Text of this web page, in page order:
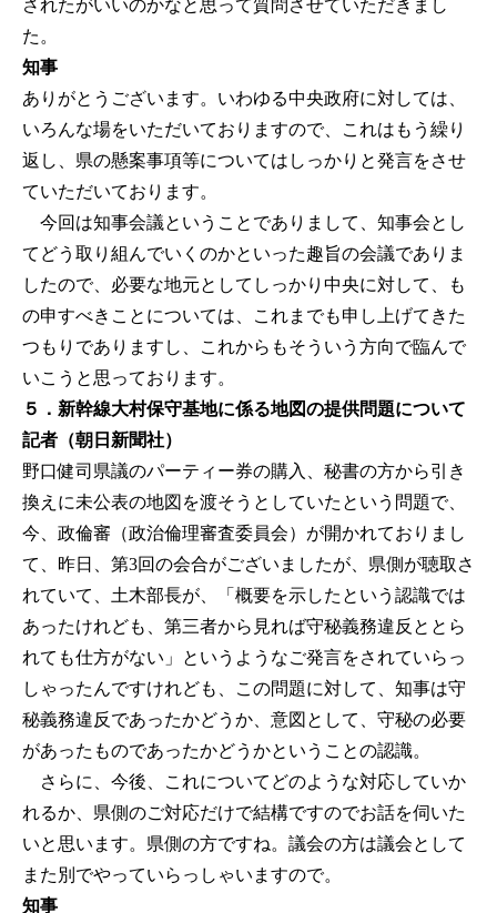
されたがいいのかなと思って質問させていただきまし
た。
知事
ありがとうございます。いわゆる中央政府に対しては、
いろんな場をいただいておりますので、これはもう繰り
返し、県の懸案事項等についてはしっかりと発言をさせ
ていただいております。
今回は知事会議ということでありまして、知事会とし
てどう取り組んでいくのかといった趣旨の会議でありま
したので、必要な地元としてしっかり中央に対して、も
の申すべきことについては、これまでも申し上げてきた
つもりでありますし、これからもそういう方向で臨んで
いこうと思っております。
５．新幹線大村保守基地に係る地図の提供問題について
記者（朝日新聞社）
野口健司県議のパーティー券の購入、秘書の方から引き
換えに未公表の地図を渡そうとしていたという問題で、
今、政倫審（政治倫理審査委員会）が開かれておりまし
て、昨日、第3回の会合がございましたが、県側が聴取さ
れていて、土木部長が、「概要を示したという認識では
あったけれども、第三者から見れば守秘義務違反ととら
れても仕方がない」というようなご発言をされていらっ
しゃったんですけれども、この問題に対して、知事は守
秘義務違反であったかどうか、意図として、守秘の必要
があったものであったかどうかということの認識。
さらに、今後、これについてどのような対応していか
れるか、県側のご対応だけで結構ですのでお話を伺いた
いと思います。県側の方ですね。議会の方は議会として
また別でやっていらっしゃいますので。
知事